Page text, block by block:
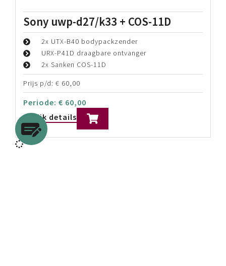
Sony uwp-d27/k33 + COS-11D
2x UTX-B40 bodypackzender
URX-P41D draagbare ontvanger
2x Sanken COS-11D
Prijs p/d: € 60,00
Periode: € 60,00
Bekijk details